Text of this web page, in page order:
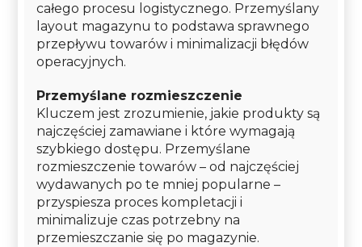
całego procesu logistycznego. Przemyślany
layout magazynu to podstawa sprawnego
przepływu towarów i minimalizacji błędów
operacyjnych.
Przemyślane rozmieszczenie
Kluczem jest zrozumienie, jakie produkty są
najczęściej zamawiane i które wymagają
szybkiego dostępu. Przemyślane
rozmieszczenie towarów – od najczęściej
wydawanych po te mniej popularne –
przyspiesza proces kompletacji i
minimalizuje czas potrzebny na
przemieszczanie się po magazynie.